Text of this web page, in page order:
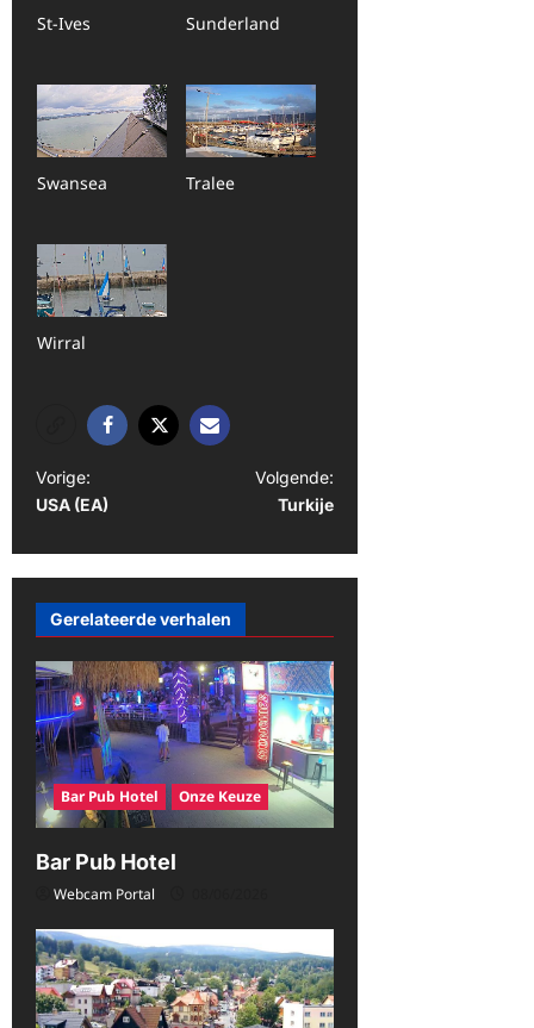
St-Ives Sunderland
Swansea Tralee
Wirral
B
e
r
h
t
n
a
v
i
a
t
i
Vorige:
USA (EA)
Volgende:
Turkije
Gerelateerde verhalen
Bar Pub Hotel Onze Keuze
Bar Pub Hotel
Webcam Portal